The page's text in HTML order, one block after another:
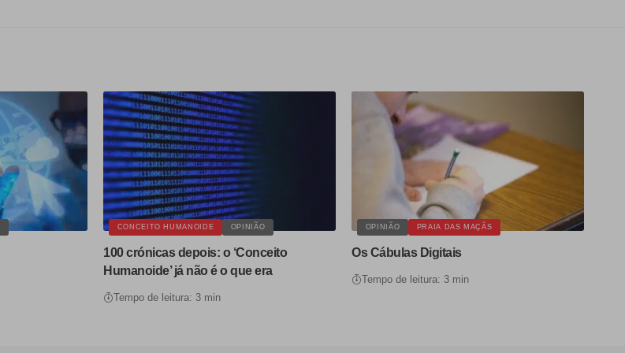
CONCEITO HUMANOIDE OPINIÃO
100 crónicas depois: o ‘Conceito
Humanoide’ já não é o que era
Tempo de leitura: 3 min
OPINIÃO PRAIA DAS MAÇÃS
Os Cábulas Digitais
Tempo de leitura: 3 min